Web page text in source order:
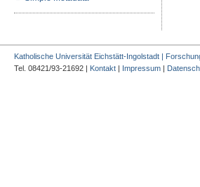
Katholische Universität Eichstätt-Ingolstadt |
Tel. 08421/93-21692 | Kontakt | Impressum |